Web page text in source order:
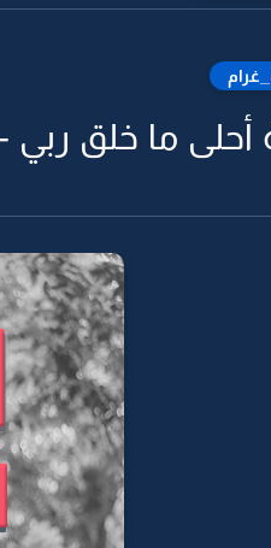
أحلى ما خلق ربي -24